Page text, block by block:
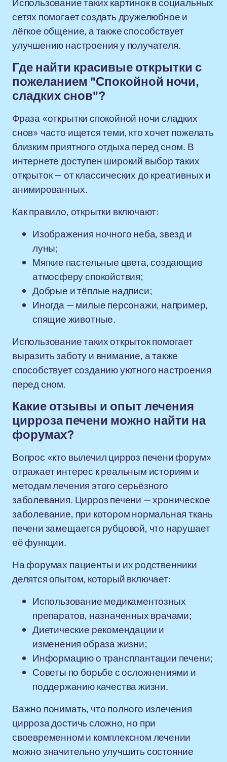
сетях помогает создать дружелюбное и
лёгкое общение, а также способствует
улучшению настроения у получателя.
Где найти красивые открытки с
пожеланием "Спокойной ночи,
сладких снов"?
Фраза «открытки спокойной ночи сладких
снов» часто ищется теми, кто хочет пожелать
близким приятного отдыха перед сном. В
интернете доступен широкий выбор таких
открыток — от классических до креативных и
анимированных.
Как правило, открытки включают:
Изображения ночного неба, звезд и
луны;
Мягкие пастельные цвета, создающие
атмосферу спокойствия;
Добрые и тёплые надписи;
Иногда — милые персонажи, например,
спящие животные.
Использование таких открыток помогает
выразить заботу и внимание, а также
способствует созданию уютного настроения
перед сном.
Какие отзывы и опыт лечения
цирроза печени можно найти на
форумах?
Вопрос «кто вылечил цирроз печени форум»
отражает интерес к реальным историям и
методам лечения этого серьёзного
заболевания. Цирроз печени — хроническое
заболевание, при котором нормальная ткань
печени замещается рубцовой, что нарушает
её функции.
На форумах пациенты и их родственники
делятся опытом, который включает:
Использование медикаментозных
препаратов, назначенных врачами;
Диетические рекомендации и
изменения образа жизни;
Информацию о трансплантации печени;
Советы по борьбе с осложнениями и
поддержанию качества жизни.
Важно понимать, что полного излечения
цирроза достичь сложно, но при
своевременном и комплексном лечении
можно значительно улучшить состояние